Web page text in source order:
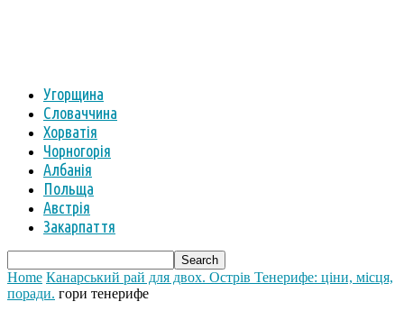
Угорщина
Словаччина
Хорватія
Чорногорія
Албанія
Польща
Австрія
Закарпаття
Home Канарський рай для двох. Острів Тенерифе: ціни, місця,
поради. гори тенерифе